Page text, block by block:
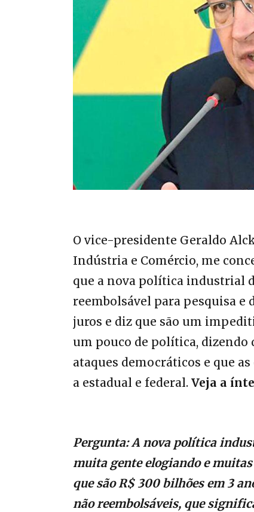
O vice-presidente Geraldo
Indústria e Comércio, me
que a nova política industrial
reembolsável para pesquisa e
juros e diz que são um
um pouco de política, dizendo
ataques democráticos e que
a estadual e federal. Veja a
Pergunta: A nova política
muita gente elogiando e
que são R$ 300 bilhões em 3
não reembolsáveis, que